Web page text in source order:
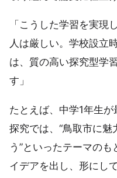
「こうした学習を実現
人は厳しい。学校設立
は、質の高い探究型学
す」
たとえば、中学1年生
探究では、“鳥取市に
う”といったテーマの
イデアを出し、形にし